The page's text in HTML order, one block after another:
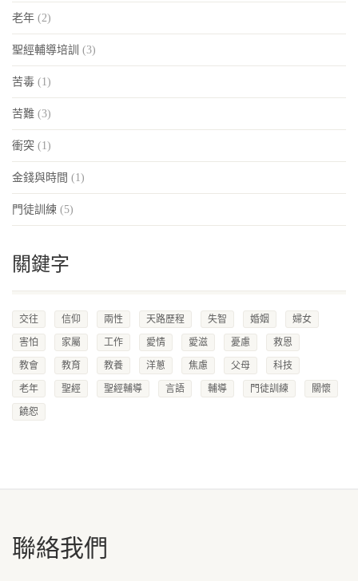
老年 (2)
聖經輔導培訓 (3)
苦毒 (1)
苦難 (3)
衝突 (1)
金錢與時間 (1)
門徒訓練 (5)
關鍵字
交往 信仰 兩性 天路歷程 失智 婚姻 婦女
害怕 家屬 工作 愛情 愛滋 憂慮 救恩
教會 教育 教養 洋蔥 焦慮 父母 科技
老年 聖經 聖經輔導 言語 輔導 門徒訓練 關懷
饒恕
聯絡我們